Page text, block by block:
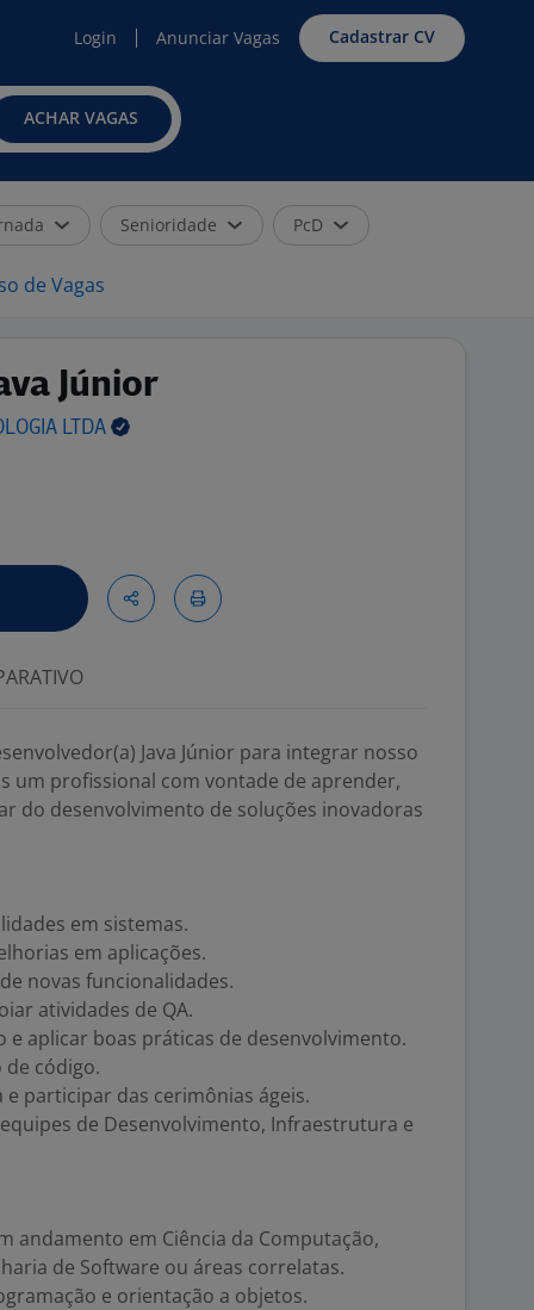
Login Anunciar Vagas Cadastrar CV
ACHAR VAGAS
Senioridade PcD
de Vagas
Júnior
LTDA
Java Júnior para integrar nosso
um profissional com vontade de aprender,
do desenvolvimento de soluções inovadoras
em sistemas.
em aplicações.
novas funcionalidades.
atividades de QA.
e aplicar boas práticas de desenvolvimento.
código.
participar das cerimônias ágeis.
de Desenvolvimento, Infraestrutura e
andamento em Ciência da Computação,
de Software ou áreas correlatas.
e orientação a objetos.